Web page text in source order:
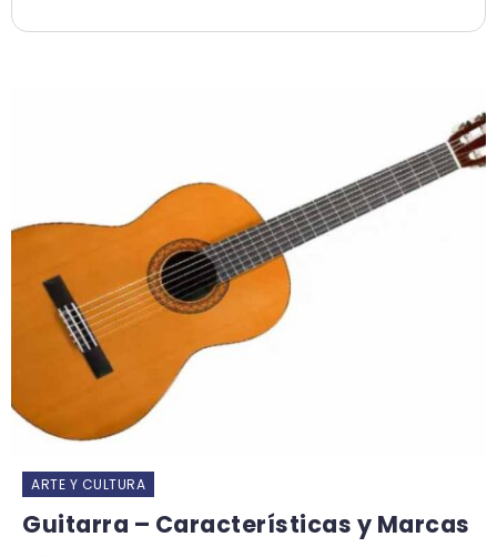
ARTE Y CULTURA
Guitarra – Características y Marcas